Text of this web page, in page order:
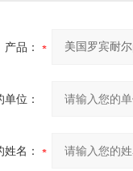
产品：
单位：
姓名：